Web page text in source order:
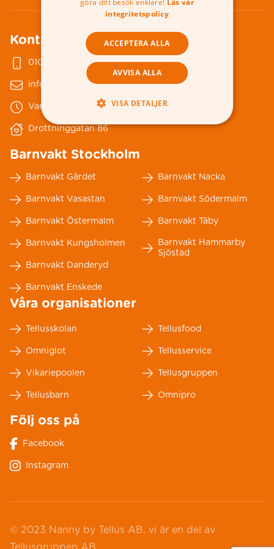
Kontakta oss
010-178 79 00
info@nannybytellus.se
Vardagar 08-18
Drottninggatan 86
Barnvakt Stockholm
Barnvakt Gärdet
Barnvakt Vasastan
Barnvakt Östermalm
Barnvakt Kungsholmen
Barnvakt Danderyd
Barnvakt Enskede
Barnvakt Nacka
Barnvakt Södermalm
Barnvakt Täby
Barnvakt Hammarby
Sjöstad
Våra organisationer
Tellusskolan
Omniglot
Vikariepoolen
Tellusbarn
Tellusfood
Tellusservice
Tellusgruppen
Omnipro
Följ oss på
Facebook
Instagram
© 2023 Nanny by Tellus AB, vi är en del av
integritetspolicy
ACCEPTERA ALLA
AVVISA ALLA
VISA DETALJER